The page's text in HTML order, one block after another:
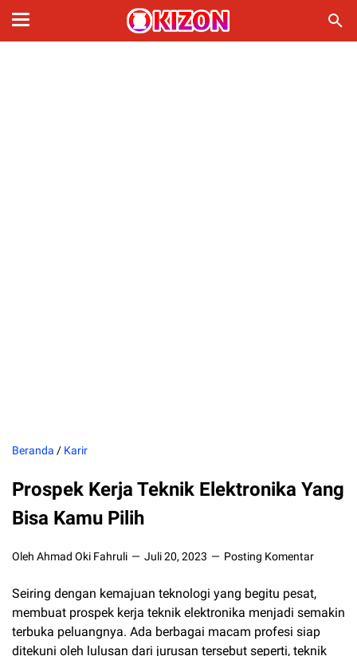
Beranda / Karir
Prospek Kerja Teknik Elektronika Yang
Bisa Kamu Pilih
Oleh Ahmad Oki Fahruli Juli 20, 2023 Posting Komentar
Seiring dengan kemajuan teknologi yang begitu pesat,
membuat prospek kerja teknik elektronika menjadi semakin
terbuka peluangnya. Ada berbagai macam profesi siap
ditekuni oleh lulusan dari jurusan tersebut seperti, teknik